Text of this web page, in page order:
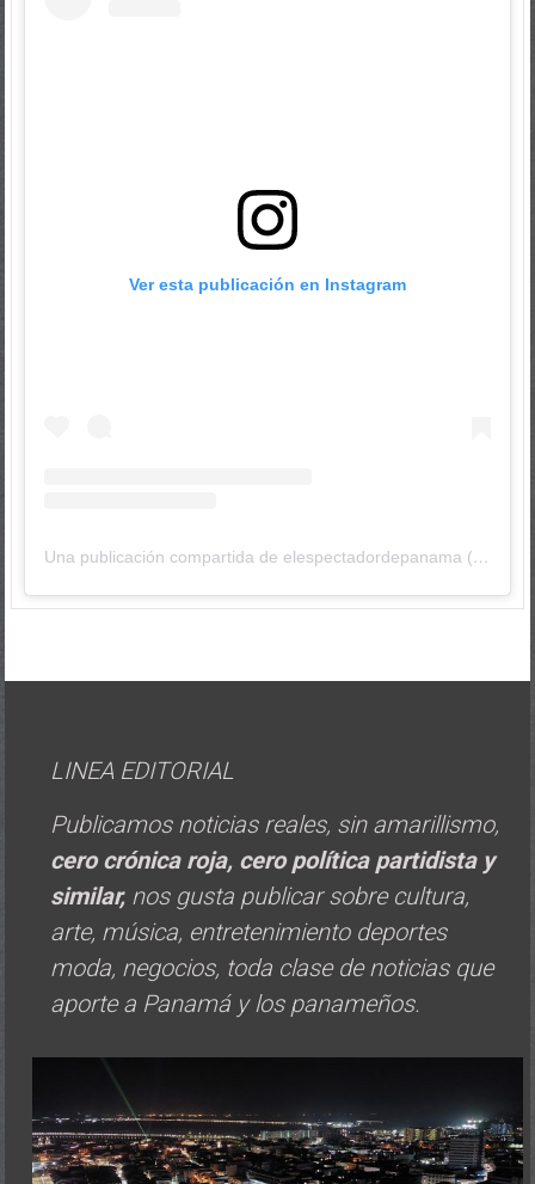
Ver esta publicación en Instagram
Una publicación compartida de elespectadordepanama (@elespectadordepanama)
LINEA EDITORIAL
Publicamos noticias reales, sin amarillismo,
cero crónica roja, cero política partidista y
similar, nos gusta publicar sobre cultura,
arte, música, entretenimiento deportes
moda, negocios, toda clase de noticias que
aporte a Panamá y los panameños.